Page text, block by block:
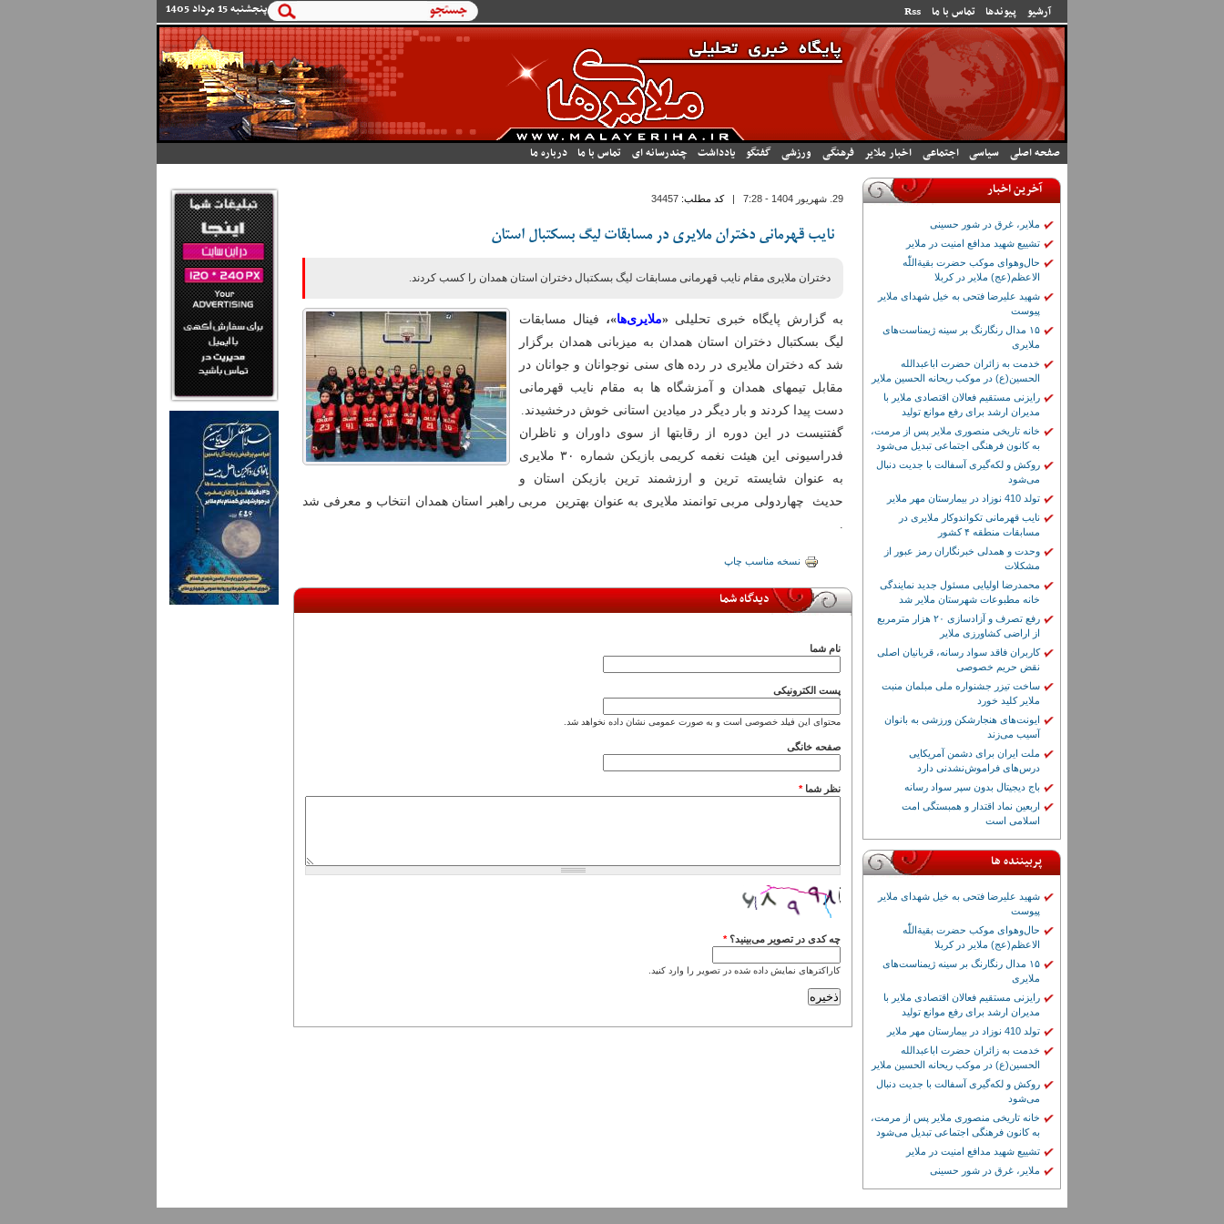
آرشیو پیوندها تماس با ما Rss پنجشنبه 15 مرداد 1405 فرم جستجو
جستجو
صفحه اصلی سیاسی اجتماعی اخبار ملایر فرهنگی ورزشی گفتگو یادداشت چندرسانه ای تماس با ما درباره ما
29. شهريور 1404 - 7:28 |کد مطلب:34457
نایب قهرمانی دختران ملایری در مسابقات لیگ بسکتبال استان
دختران ملایری مقام نایب قهرمانی مسابقات لیگ بسکتبال دختران استان همدان را کسب کردند.
به گزارش پایگاه خبری تحلیلی«ملایری‌ها»، فینال مسابقات
لیگ بسکتبال دختران استان همدان به میزبانی همدان برگزار
شد که دختران ملایری در رده های سنی نوجوانان و جوانان در
مقابل تیمهای همدان و آمزشگاه ها به مقام نایب قهرمانی
دست پیدا کردند و بار دیگر در میادین استانی خوش درخشیدند.
گفتنیست در این دوره از رقابتها از سوی داوران و ناظران
فدراسیونی این هیئت نغمه کریمی بازیکن شماره ۳۰ ملایری
به عنوان شایسته ترین و ارزشمند ترین بازیکن استان و
حدیث چهاردولی مربی توانمند ملایری به عنوان بهترین مربی راهبر استان همدان انتخاب و معرفی شد
نسخه مناسب چاپ
دیدگاه شما
نام شما
پست الکترونیکی
محتوای این فیلد خصوصی است و به صورت عمومی نشان داده نخواهد شد.
صفحه خانگی
نظر شما*
چه کدی در تصویر می‌بینید؟*
کاراکترهای نمایش داده شده در تصویر را وارد کنید.
آخرین اخبار
ملایر، غرق در شور حسینی
تشییع شهید مدافع امنیت در ملایر
حال‌وهوای موکب حضرت بقیة‌اللّٰه
الاعظم(عج) ملایر در کربلا
شهید علیرضا فتحی به خیل شهدای ملایر
پیوست
۱۵ مدال رنگارنگ بر سینه ژیمناست‌های
ملایری
خدمت به زائران حضرت اباعبدالله
الحسین(ع) در موکب ریحانه الحسین ملایر
رایزنی مستقیم فعالان اقتصادی ملایر با
مدیران ارشد برای رفع موانع تولید
خانه تاریخی منصوری ملایر پس از مرمت،
به کانون فرهنگی اجتماعی تبدیل می‌شود
روکش و لکه‌گیری آسفالت با جدیت دنبال
می‌شود
تولد 410 نوزاد در بیمارستان مهر ملایر
نایب قهرمانی تکواندوکار ملایری در
مسابقات منطقه ۴ کشور
وحدت و همدلی خبرنگاران رمز عبور از
مشکلات
محمدرضا اولیایی مسئول جدید نمایندگی
خانه مطبوعات شهرستان ملایر شد
رفع تصرف و آزادسازی ۲۰ هزار مترمربع
از اراضی کشاورزی ملایر
کاربران فاقد سواد رسانه، قربانیان اصلی
نقض حریم خصوصی
ساخت تیزر جشنواره ملی مبلمان منبت
ملایر کلید خورد
ایونت‌های هنجارشکن ورزشی به بانوان
آسیب می‌زند
ملت ایران برای دشمن آمریکایی
درس‌های فراموش‌نشدنی دارد
باج دیجیتال بدون سپر سواد رسانه
اربعین نماد اقتدار و همبستگی امت
اسلامی است
پربیننده ها
شهید علیرضا فتحی به خیل شهدای ملایر
پیوست
حال‌وهوای موکب حضرت بقیة‌اللّٰه
الاعظم(عج) ملایر در کربلا
۱۵ مدال رنگارنگ بر سینه ژیمناست‌های
ملایری
رایزنی مستقیم فعالان اقتصادی ملایر با
مدیران ارشد برای رفع موانع تولید
تولد 410 نوزاد در بیمارستان مهر ملایر
خدمت به زائران حضرت اباعبدالله
الحسین(ع) در موکب ریحانه الحسین ملایر
روکش و لکه‌گیری آسفالت با جدیت دنبال
می‌شود
خانه تاریخی منصوری ملایر پس از مرمت،
به کانون فرهنگی اجتماعی تبدیل می‌شود
تشییع شهید مدافع امنیت در ملایر
ملایر، غرق در شور حسینی